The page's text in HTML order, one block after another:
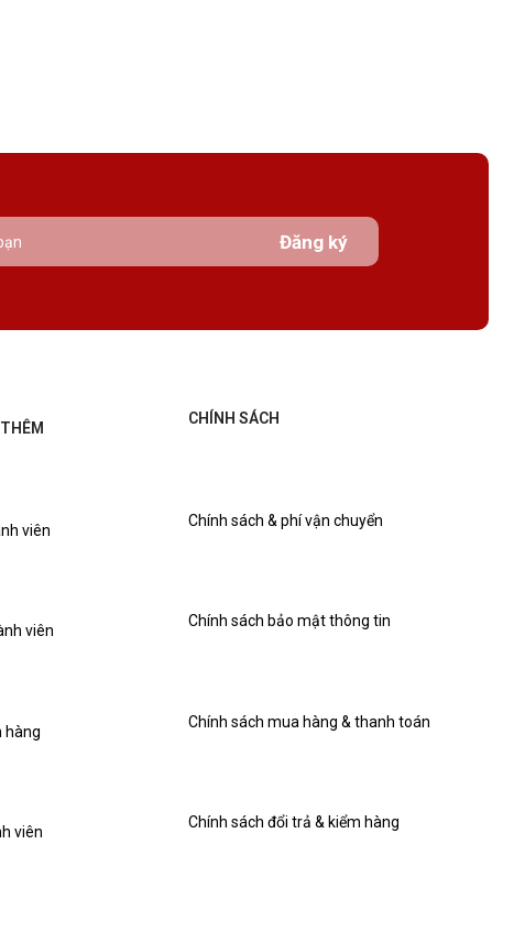
Đăng ký
viên
viên
hàng
viên
CHÍNH SÁCH
Chính sách bảo mật thông tin
Chính sách mua hàng & thanh toán
Chính sách đổi trả & kiểm hàng
Chính sách & phí vận chuyển